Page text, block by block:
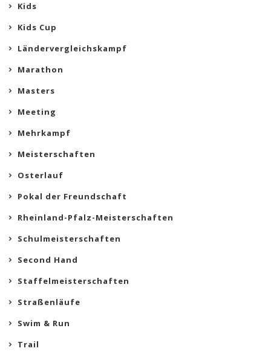
Kids
Kids Cup
Ländervergleichskampf
Marathon
Masters
Meeting
Mehrkampf
Meisterschaften
Osterlauf
Pokal der Freundschaft
Rheinland-Pfalz-Meisterschaften
Schulmeisterschaften
Second Hand
Staffelmeisterschaften
Straßenläufe
Swim & Run
Trail